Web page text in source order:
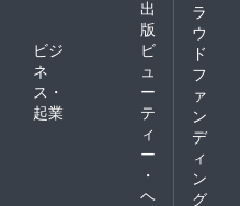
出
版
ビジ
ネ
ス・
起業
ビ
ュ
ー
テ
ィ
ー
・
ヘ
ラ
ウ
ド
フ
ァ
ン
デ
ィ
ン
グ